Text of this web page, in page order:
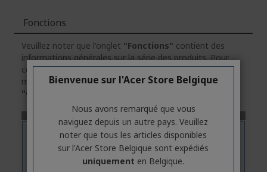
Fonctions
Veuillez noter que l'onglet "Fonctions" contient des
informations générales sur la série des produits. Pour
connaître les caractéristiques techniques exactes du
modèle sélectionné, veuillezcliquersur l'onglet
"Caractéristiques"
Bienvenue sur l'Acer Store Belgique
Nous avons remarqué que vous
naviguez depuis un autre pays. Veuillez
noter que tous les articles disponibles
sur l'Acer Store Belgique sont expédiés
uniquement en Belgique.